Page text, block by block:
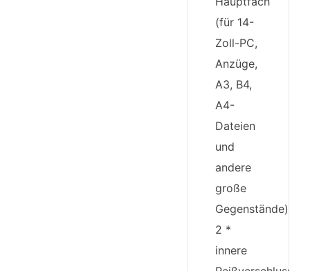
(für 14-
Zoll-PC,
Anzüge,
A3, B4,
A4-
Dateien
und
andere
große
Gegenstände),
2 *
innere